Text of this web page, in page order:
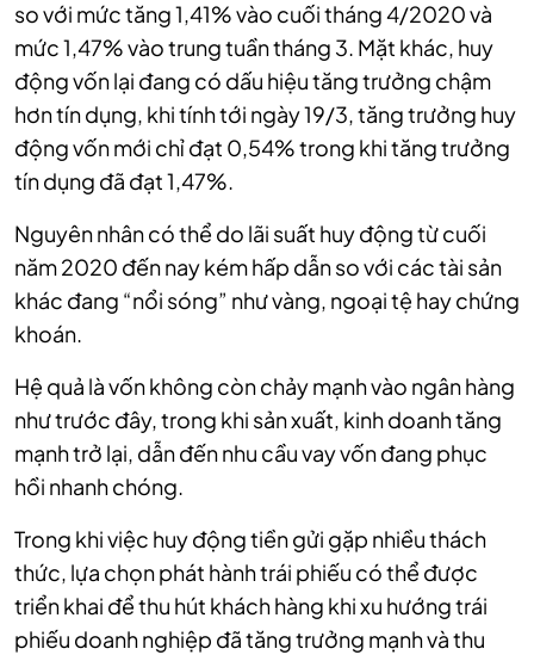
so với mức tăng 1,41% vào cuối tháng 4/2020 và
mức 1,47% vào trung tuần tháng 3. Mặt khác, huy
động vốn lại đang có dấu hiệu tăng trưởng chậm
hơn tín dụng, khi tính tới ngày 19/3, tăng trưởng huy
động vốn mới chỉ đạt 0,54% trong khi tăng trưởng
tín dụng đã đạt 1,47%.
Nguyên nhân có thể do lãi suất huy động từ cuối
năm 2020 đến nay kém hấp dẫn so với các tài sản
khác đang “nổi sóng” như vàng, ngoại tệ hay chứng
khoán.
Hệ quả là vốn không còn chảy mạnh vào ngân hàng
như trước đây, trong khi sản xuất, kinh doanh tăng
mạnh trở lại, dẫn đến nhu cầu vay vốn đang phục
hồi nhanh chóng.
Trong khi việc huy động tiền gửi gặp nhiều thách
thức, lựa chọn phát hành trái phiếu có thể được
triển khai để thu hút khách hàng khi xu hướng trái
phiếu doanh nghiệp đã tăng trưởng mạnh và thu